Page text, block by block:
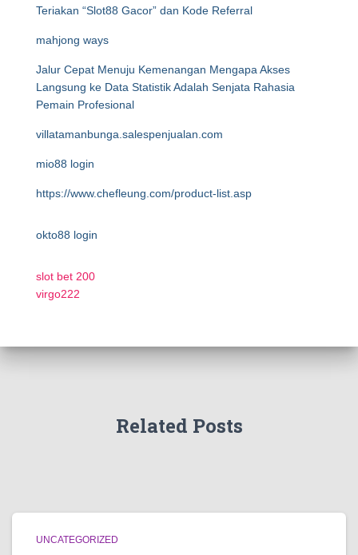
Teriakan “Slot88 Gacor” dan Kode Referral
mahjong ways
Jalur Cepat Menuju Kemenangan Mengapa Akses
Langsung ke Data Statistik Adalah Senjata Rahasia
Pemain Profesional
villatamanbunga.salespenjualan.com
mio88 login
https://www.chefleung.com/product-list.asp
okto88 login
slot bet 200
virgo222
Related Posts
UNCATEGORIZED